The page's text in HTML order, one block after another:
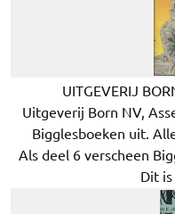
UITGEVERIJ
Uitgeverij Born NV,
Bigglesboeken uit.
Als deel 6 verscheen
Dit